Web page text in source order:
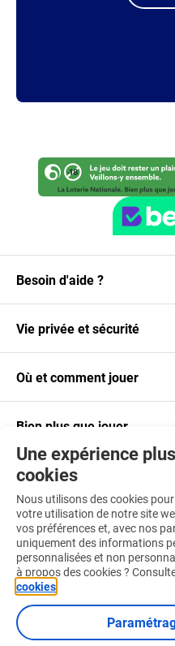
Une expérience
cookies
Nous utilisons des cookies
votre utilisation de notre site
vos préférences et, avec nos
uniquement des informations
personnalisées et non
à propos des cookies ?
cookies
Besoin d'aide ?
Vie privée et sécurité
Où et comment jouer
Bien plus que jouer